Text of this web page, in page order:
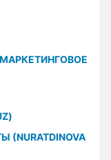
МАРКЕТИНГОВОЕ
(NURATDINOVA